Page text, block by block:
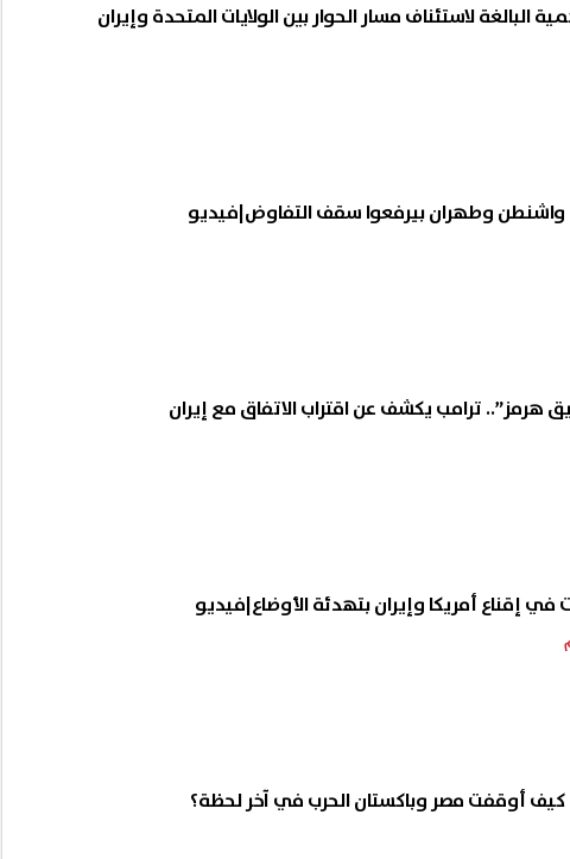
البالغة لاستئناف مسار الحوار بين الولايات المتحدة وإيران
واشنطن وطهران بيرفعوا سقف التفاوض|فيديو
ترامب يكشف عن اقتراب الاتفاق مع إيران
إقناع أمريكا وإيران بتهدئة الأوضاع|فيديو
أوقفت مصر وباكستان الحرب في آخر لحظة؟
عبد المجيد يحتفل بزفافه..
رقص مدافع الزمالك
تشعل السوشيال ميديا
تفاصيل عرض الزمالك لبيع خوان بيزيرا